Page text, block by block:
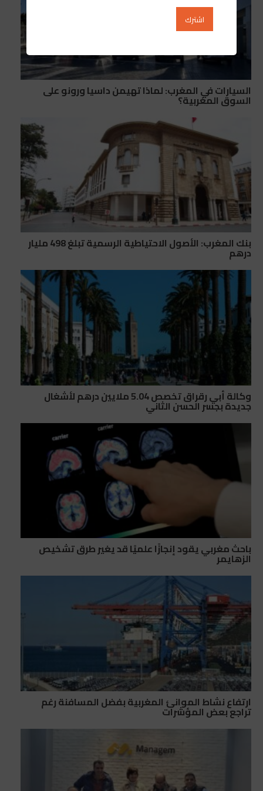
السيارات في المغرب: لماذا تهيمن داسيا ورونو على
السوق المغربية؟
بنك المغرب: الأصول الاحتياطية الرسمية تبلغ 498 مليار
درهم
وكالة أبي رقراق تخصص 5.04 ملايين درهم لأشغال
جديدة بجسر الحسن الثاني
باحث مغربي يقود إنجازًا علميًا قد يغير طرق تشخيص
الزهايمر
ارتفاع نشاط الموانئ المغربية بفضل المسافنة رغم
تراجع بعض المؤشرات